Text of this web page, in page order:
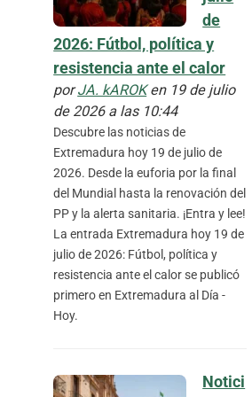
de
2026: Fútbol, política y
resistencia ante el calor
porJA. kAROKen 19 de julio
de 2026 a las 10:44
Descubre las noticias de
Extremadura hoy 19 de julio de
2026. Desde la euforia por la final
del Mundial hasta la renovación del
PP y la alerta sanitaria. ¡Entra y lee!
La entrada Extremadura hoy 19 de
julio de 2026: Fútbol, política y
resistencia ante el calor se publicó
primero en Extremadura al Día -
Hoy.
Notici